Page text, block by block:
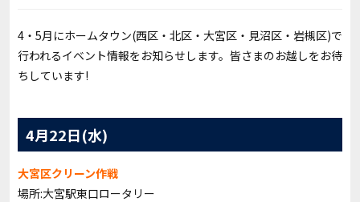
4・5月にホームタウン(西区・北区・大宮区・見沼区・岩槻区)で
行われるイベント情報をお知らせします。皆さまのお越しをお待
ちしています!
4月22日(水)
大宮区クリーン作戦
場所:大宮駅東口ロータリー